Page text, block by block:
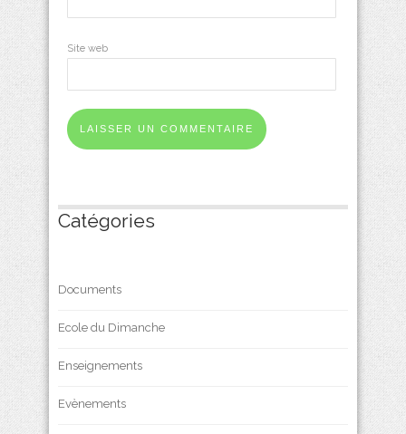
Site web
Catégories
Documents
Ecole du Dimanche
Enseignements
Evènements